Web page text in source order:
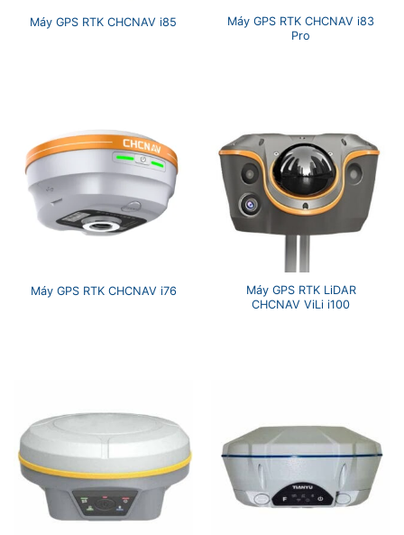
Máy GPS RTK CHCNAV i85
Máy GPS RTK CHCNAV i83
Pro
Máy GPS RTK CHCNAV i76
Máy GPS RTK LiDAR
CHCNAV ViLi i100